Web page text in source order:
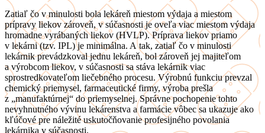
Zatiaľ čo v minulosti bola lekáreň miestom výdaja a miestom
prípravy liekov zároveň, v súčasnosti je oveľa viac miestom výdaja
hromadne vyrábaných liekov (HVLP). Príprava liekov priamo
v lekárni (tzv. IPL) je minimálna. A tak, zatiaľ čo v minulosti
lekárnik prevádzkoval jednu lekáreň, bol zároveň jej majiteľom
a výrobcom liekov, v súčasnosti sa stáva lekárnik viac
sprostredkovateľom liečebného procesu. Výrobnú funkciu prevzal
chemický priemysel, farmaceutické firmy, výroba prešla
z „manufaktúrnej“ do priemyselnej. Správne pochopenie tohto
nevyhnutného vývinu lekárenstva a farmácie vôbec sa ukazuje ako
kľúčové pre náležité uskutočňovanie profesijného povolania
lekárnika v súčasnosti.